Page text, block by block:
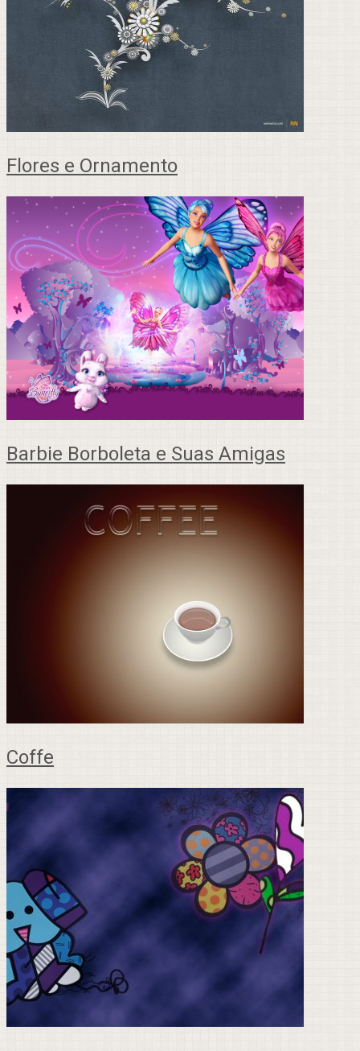
Flores e Ornamento
Barbie Borboleta e Suas Amigas
Coffe